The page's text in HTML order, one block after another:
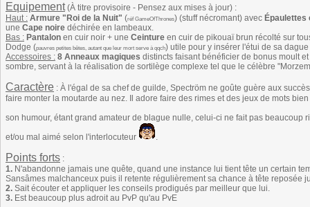
Equipement(À titre provisoire - Pensez aux mises à jour) :
Haut : Armure "Roi de la Nuit" (réf GameOfThrones) (stuff nécromant) avec Épaulettes
une Cape noire déchirée en lambeaux.
Bas : Pantalon en cuir noir + une Ceinture en cuir de pikouaï brun récolté sur
Dodge (pauvres petites bêtes, autant que leur mort serve à qqch) utile pour y insérer l'étui de sa
Accessoires : 8 Anneaux magiques distincts faisant bénéficier de bonus moult
sombre, servant à la réalisation de sortilège complexe tel que le célèbre
Caractère : À l'égal de sa chef de guilde, Spectröm ne goûte guère aux
faire monter la moutarde au nez. Il adore faire des rimes et des jeux de mots
son humour, étant grand amateur de blague nulle, celui-ci ne fait pas beaucoup
et/ou mal aimé selon l'interlocuteur
.
Points forts :
1. N'abandonne jamais une quête, quand une instance lui tient tête un certain
Sansâmes malchanceux puis il retente régulièrement sa chance à tête reposée
2. Sait écouter et appliquer les conseils prodigués par meilleur que lui.
3. Est beaucoup plus adroit au PvP qu'au PvE